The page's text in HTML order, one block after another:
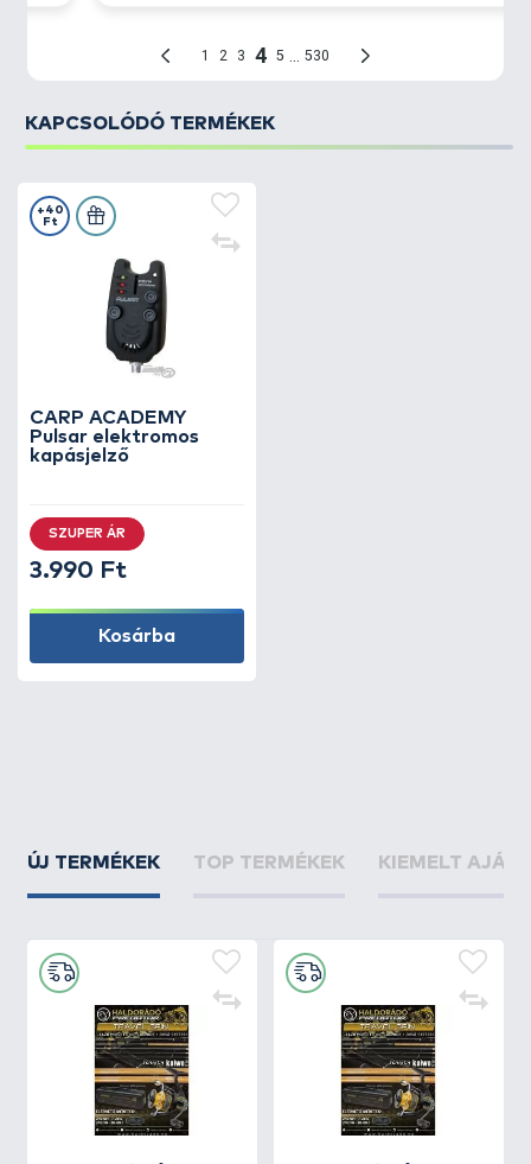
KAPCSOLÓDÓ TERMÉKEK
CARP ACADEMY
Pulsar elektromos
kapásjelző
+40
Ft
SZUPER ÁR
3.990 Ft
Kosárba
ÚJ TERMÉKEK TOP TERMÉKEK KIEMELT